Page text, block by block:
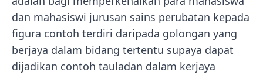
dan mahasiswi jurusan sains perubatan kepada
figura contoh terdiri daripada golongan yang
berjaya dalam bidang tertentu supaya dapat
dijadikan contoh tauladan dalam kerjaya